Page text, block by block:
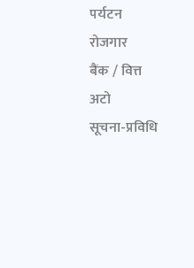
पर्यटन
रोजगार
बैंक / वित्त
अटो
सूचना-प्रविधि